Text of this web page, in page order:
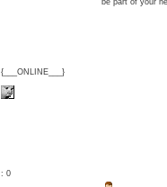
{___ONLINE___}
be part of your
: 0